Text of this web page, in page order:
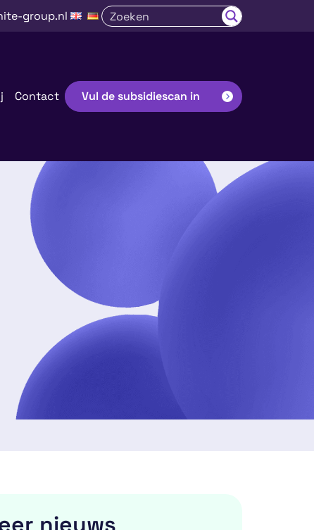
group.nl
Contact Vul de subsidiescan in
nieuws